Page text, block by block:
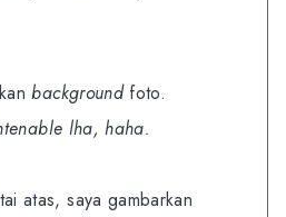
background foto.
lha, haha.
atas, saya gambarkan